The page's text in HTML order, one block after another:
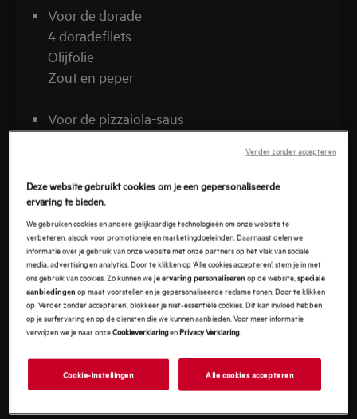
Voor de dorade
4 doradefilets
Olijfolie
Zout en peper
Voor de pizzaiola-saus
1 sjalot
1 el kappertjes
1 tl gedroogde oregano
1 scheut olijfolie
Voor de Bloody Mary-toets
100 ml tomatensap
1 tl Worcestershiresaus
Sap van ½ citroen
Zwarte peper
Deze website gebruikt cookies om je een gepersonaliseerde
ervaring te bieden.
We gebruiken cookies en andere gelijkaardige technologieën om onze website te
verbeteren, alsook voor promotionele en marketingdoeleinden. Daarnaast delen we
informatie over je gebruik van onze website met onze partners op het vlak van sociale
media, advertising en analytics. Door te klikken op ‘Alle cookies accepteren’, stem je in met
ons gebruik van cookies. Zo kunnen weje ervaring personaliseren op de website,speciale
aanbiedingen op maat voorstellen en je gepersonaliseerde reclame tonen. Door te klikken
op ‘Verder zonder accepteren’, blokkeer je niet-essentiële cookies. Dit kan invloed hebben
op je surfervaring en op de diensten die we kunnen aanbieden. Voor meer informatie
verwijzen we je naar onzeCookieverklaringenPrivacy Verklaring.
Cookie-instellingen Alle cookies accepteren
Verder zonder accepteren